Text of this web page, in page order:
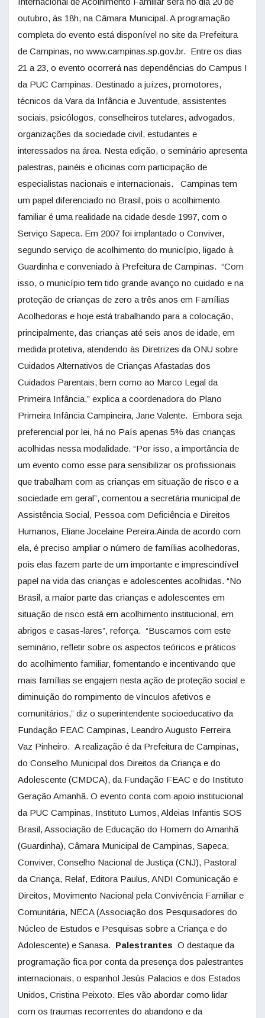
outubro, às 18h, na Câmara Municipal. A programação
completa do evento está disponível no site da Prefeitura
de Campinas, no www.campinas.sp.gov.br. Entre os dias
21 a 23, o evento ocorrerá nas dependências do Campus I
da PUC Campinas. Destinado a juízes, promotores,
técnicos da Vara da Infância e Juventude, assistentes
sociais, psicólogos, conselheiros tutelares, advogados,
organizações da sociedade civil, estudantes e
interessados na área. Nesta edição, o seminário apresenta
palestras, painéis e oficinas com participação de
especialistas nacionais e internacionais. Campinas tem
um papel diferenciado no Brasil, pois o acolhimento
familiar é uma realidade na cidade desde 1997, com o
Serviço Sapeca. Em 2007 foi implantado o Conviver,
segundo serviço de acolhimento do município, ligado à
Guardinha e conveniado à Prefeitura de Campinas. “Com
isso, o município tem tido grande avanço no cuidado e na
proteção de crianças de zero a três anos em Famílias
Acolhedoras e hoje está trabalhando para a colocação,
principalmente, das crianças até seis anos de idade, em
medida protetiva, atendendo às Diretrizes da ONU sobre
Cuidados Alternativos de Crianças Afastadas dos
Cuidados Parentais, bem como ao Marco Legal da
Primeira Infância,” explica a coordenadora do Plano
Primeira Infância Campineira, Jane Valente. Embora seja
preferencial por lei, há no País apenas 5% das crianças
acolhidas nessa modalidade. “Por isso, a importância de
um evento como esse para sensibilizar os profissionais
que trabalham com as crianças em situação de risco e a
sociedade em geral”, comentou a secretária municipal de
Assistência Social, Pessoa com Deficiência e Direitos
Humanos, Eliane Jocelaine Pereira.Ainda de acordo com
ela, é preciso ampliar o número de famílias acolhedoras,
pois elas fazem parte de um importante e imprescindível
papel na vida das crianças e adolescentes acolhidas. “No
Brasil, a maior parte das crianças e adolescentes em
situação de risco está em acolhimento institucional, em
abrigos e casas-lares”, reforça. “Buscamos com este
seminário, refletir sobre os aspectos teóricos e práticos
do acolhimento familiar, fomentando e incentivando que
mais famílias se engajem nesta ação de proteção social e
diminuição do rompimento de vínculos afetivos e
comunitários,” diz o superintendente socioeducativo da
Fundação FEAC Campinas, Leandro Augusto Ferreira
Vaz Pinheiro. A realização é da Prefeitura de Campinas,
do Conselho Municipal dos Direitos da Criança e do
Adolescente (CMDCA), da Fundação FEAC e do Instituto
Geração Amanhã. O evento conta com apoio institucional
da PUC Campinas, Instituto Lumos, Aldeias Infantis SOS
Brasil, Associação de Educação do Homem do Amanhã
(Guardinha), Câmara Municipal de Campinas, Sapeca,
Conviver, Conselho Nacional de Justiça (CNJ), Pastoral
da Criança, Relaf, Editora Paulus, ANDI Comunicação e
Direitos, Movimento Nacional pela Convivência Familiar e
Comunitária, NECA (Associação dos Pesquisadores do
Núcleo de Estudos e Pesquisas sobre a Criança e do
Adolescente) e Sanasa. Palestrantes O destaque da
programação fica por conta da presença dos palestrantes
internacionais, o espanhol Jesús Palacios e dos Estados
Unidos, Cristina Peixoto. Eles vão abordar como lidar
com os traumas recorrentes do abandono e da